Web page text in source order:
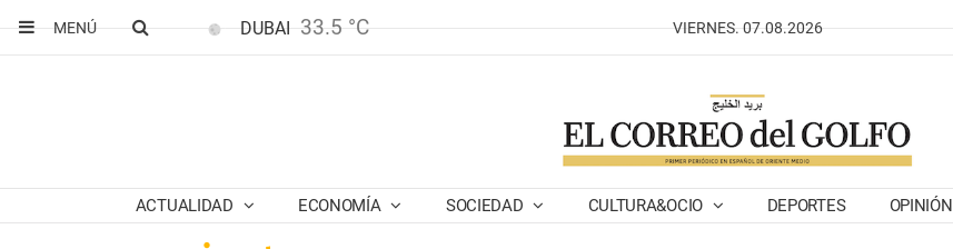
MENÚ
DUBAI 33.5 °C VIERNES. 07.08.2026
ACTUALIDAD ECONOMÍA SOCIEDAD CULTURA&OCIO DEPORTES OPINIÓN